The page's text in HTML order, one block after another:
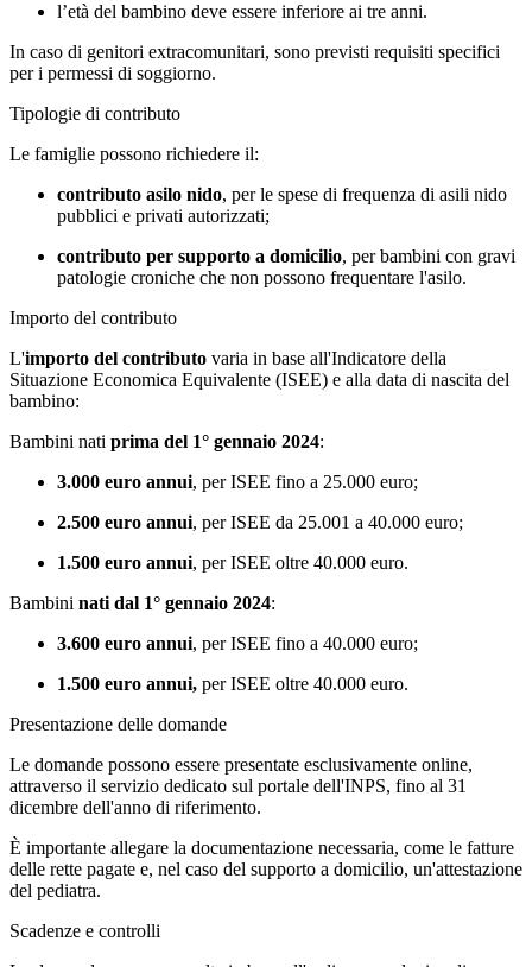
l’età del bambino deve essere inferiore ai tre anni.
In caso di genitori extracomunitari, sono previsti requisiti specifici
per i permessi di soggiorno.
Tipologie di contributo
Le famiglie possono richiedere il:
contributo asilo nido, per le spese di frequenza di asili nido
pubblici e privati autorizzati;
contributo per supporto a domicilio, per bambini con gravi
patologie croniche che non possono frequentare l'asilo.
Importo del contributo
L'importo del contributo varia in base all'Indicatore della
Situazione Economica Equivalente (ISEE) e alla data di nascita del
bambino:
Bambini nati prima del 1° gennaio 2024:
3.000 euro annui, per ISEE fino a 25.000 euro;
2.500 euro annui, per ISEE da 25.001 a 40.000 euro;
1.500 euro annui, per ISEE oltre 40.000 euro.
Bambini nati dal 1° gennaio 2024:
3.600 euro annui, per ISEE fino a 40.000 euro;
1.500 euro annui, per ISEE oltre 40.000 euro.
Presentazione delle domande
Le domande possono essere presentate esclusivamente online,
attraverso il servizio dedicato sul portale dell'INPS, fino al 31
dicembre dell'anno di riferimento.
È importante allegare la documentazione necessaria, come le fatture
delle rette pagate e, nel caso del supporto a domicilio, un'attestazione
del pediatra.
Scadenze e controlli